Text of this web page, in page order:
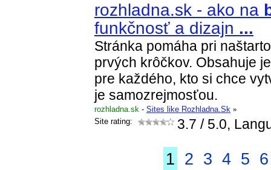
rozhladna.sk - ako na
funkčnosť a dizajn ...
Stránka pomáha pri
prvých krôčkov. Obsahuje
pre každého, kto si chce
je samozrejmosťou.
rozhladna.sk - Sites like Rozhladna.Sk »
Site rating:
3.7 / 5.0,
1 2 3 4 5 6